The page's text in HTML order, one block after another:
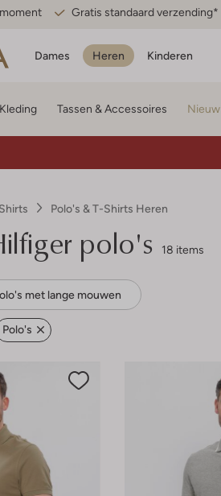
Gratis standaard verzending*
Dames Heren Kinderen
Kleding Tassen & Accessoires Nieuw
Polo's & T-Shirts Heren
polo's 18 items
met lange mouwen
Polo's